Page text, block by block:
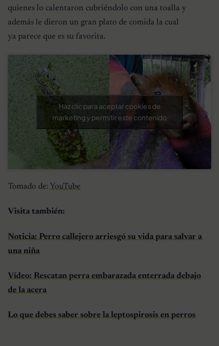
quienes lo calentaron cubriéndolo con una toalla y
además le dieron un gran plato de comida la cual
ya parece que es su favorita.
Haz clic para aceptar cookies de
marketing y permitir este contenido
Tomado de: YouTube
Visita también:
Noticia: Perro callejero arriesgó su vida para salvar a
una niña
Vídeo: Rescatan perra embarazada enterrada debajo
de la acera
Lo que debes saber sobre la leptospirosis en perros